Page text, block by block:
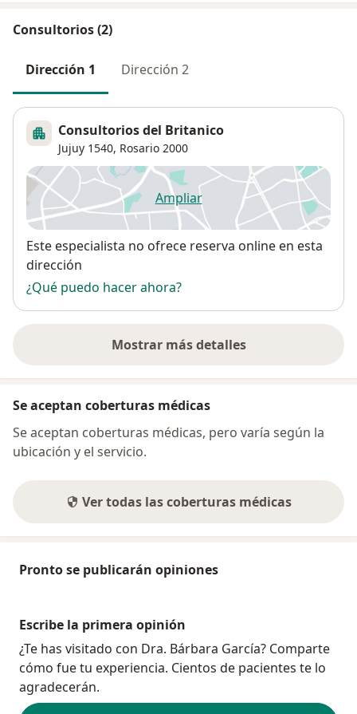
Consultorios (2)
Dirección 1 Dirección 2
Consultorios del Britanico
Jujuy 1540, Rosario 2000
Ampliarse abre en una nueva
Disponibilidad
Este especialista no ofrece reserva online en esta
dirección
¿Qué puedo hacer ahora?
Mostrar más detalles
sobre la dirección
Se aceptan coberturas médicas
Se aceptan coberturas médicas, pero varía según la
ubicación y el servicio.
Ver todas las coberturas médicas
Pronto se publicarán opiniones
Escribe la primera opinión
¿Te has visitado con Dra. Bárbara García? Comparte
cómo fue tu experiencia. Cientos de pacientes te lo
agradecerán.